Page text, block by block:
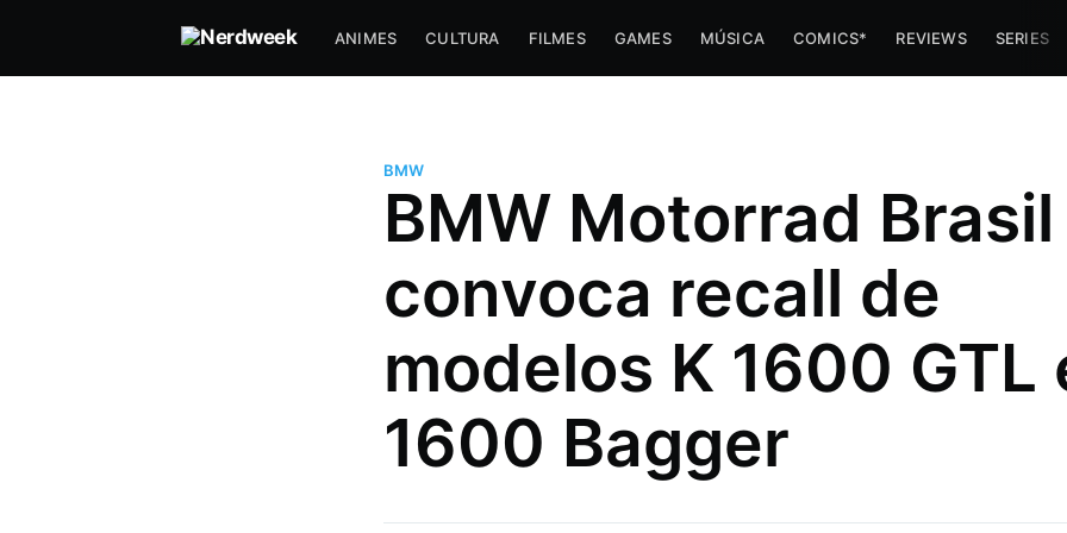
ANIMES CULTURA FILMES GAMES MÚSICA COMICS* REVIEWS SERIES
BMW
BMW Motorrad Brasil
convoca recall de
modelos K 1600 GTL
1600 Bagger
Hugo Prudente
Um nerd viciado em música, animes e
series (incluindo tokusatsu) que trabalha
com DevOps a muitos anos e faz umas
paradas muito doidas!